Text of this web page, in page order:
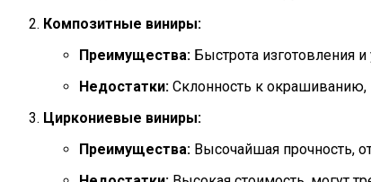
Композитные виниры:
Преимущества: Быстрота изготовления
Недостатки: Склонность к
Циркониевые виниры:
Преимущества: Высочайшая прочность,